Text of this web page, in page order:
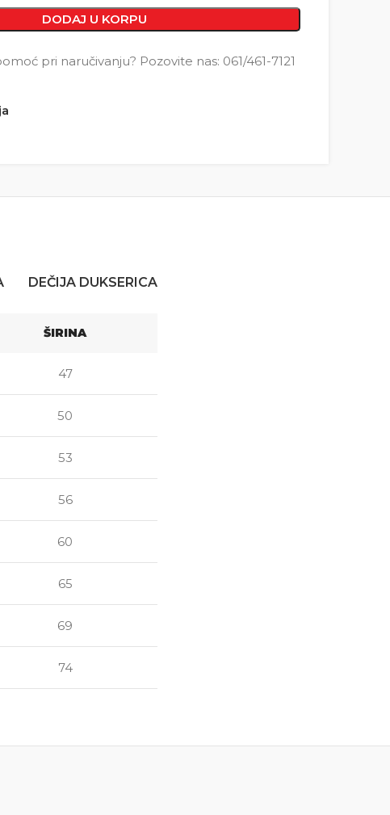
DODAJ U KORPU
pri naručivanju? Pozovite nas: 061/461-7121
DEČIJA DUKSERICA
ŠIRINA
47
50
53
56
60
65
69
74